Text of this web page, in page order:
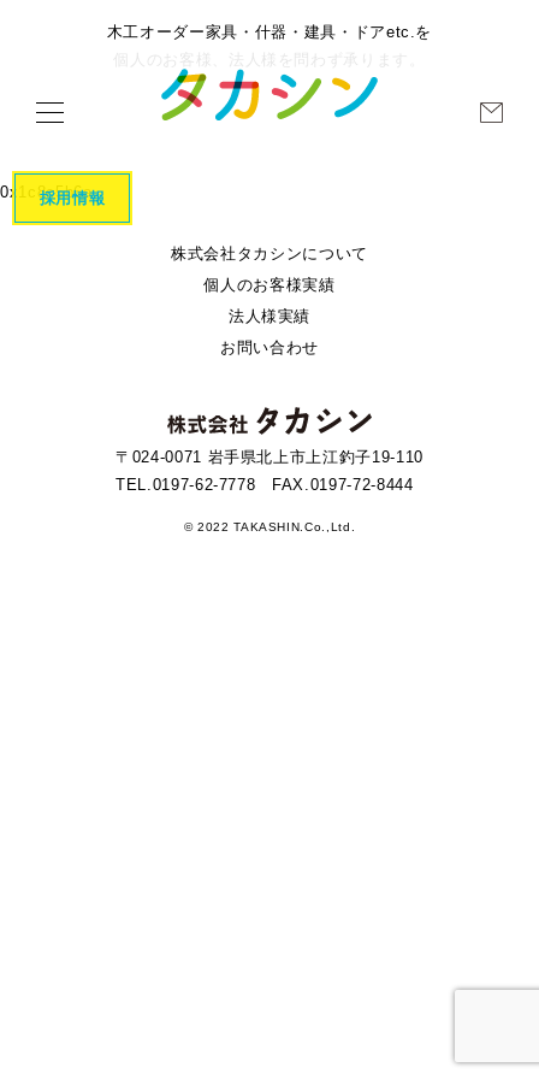
木工オーダー家具・什器・建具・ドアetc.を
個人のお客様、法人様を問わず承ります。
採用情報
0x1c8c5b6a
株式会社タカシンについて
個人のお客様実績
法人様実績
お問い合わせ
〒024-0071 岩手県北上市上江釣子19-110
TEL.0197-62-7778 FAX.0197-72-8444
© 2022 TAKASHIN.Co.,Ltd.